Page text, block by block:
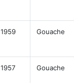
1959 Gouache
1957 Gouache